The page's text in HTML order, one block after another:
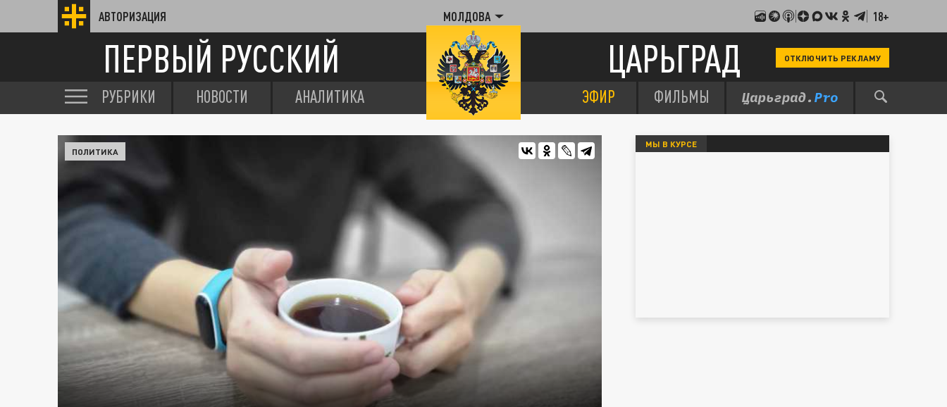
АВТОРИЗАЦИЯ МОЛДОВА 18+
ПЕРВЫЙ РУССКИЙ ЦАРЬГРАД ОТКЛЮЧИТЬ РЕКЛАМУ
РУБРИКИ НОВОСТИ АНАЛИТИКА ЭФИР ФИЛЬМЫ
ПОЛИТИКА
МЫ В КУРСЕ